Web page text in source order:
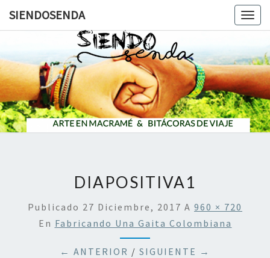
SIENDOSENDA
DIAPOSITIVA1
Publicado 27 Diciembre, 2017 A 960 × 720
En Fabricando Una Gaita Colombiana
← ANTERIOR / SIGUIENTE →